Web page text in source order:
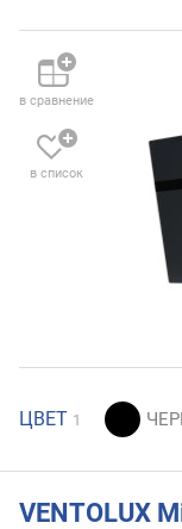
в сравнение
в список
ЦВЕТ 1
VENTOLUX